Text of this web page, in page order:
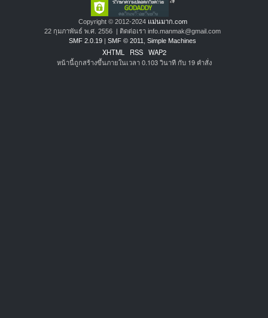
Copyright © 2012-2024 แม่นมาก.com
22 กุมภาพันธ์ พ.ศ. 2556 | ติดต่อเรา info.manmak@gmail.com
SMF 2.0.19 | SMF © 2011 Simple Machines
XHTML RSS WAP2
หน้านี้ถูกสร้างขึ้นภายในเวลา 0.103 วินาที กับ 19 คำสั่ง